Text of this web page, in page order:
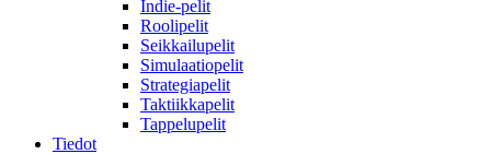
Indie-pelit
Roolipelit
Seikkailupelit
Simulaatiopelit
Strategiapelit
Taktiikkapelit
Tappelupelit
Tiedot